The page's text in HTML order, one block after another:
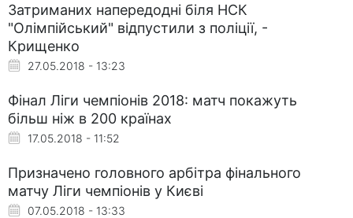
Затриманих напередодні біля НСК
"Олімпійський" відпустили з поліції, -
Крищенко
27.05.2018 - 13:23
Фінал Ліги чемпіонів 2018: матч покажуть
більш ніж в 200 країнах
17.05.2018 - 11:52
Призначено головного арбітра фінального
матчу Ліги чемпіонів у Києві
07.05.2018 - 13:33